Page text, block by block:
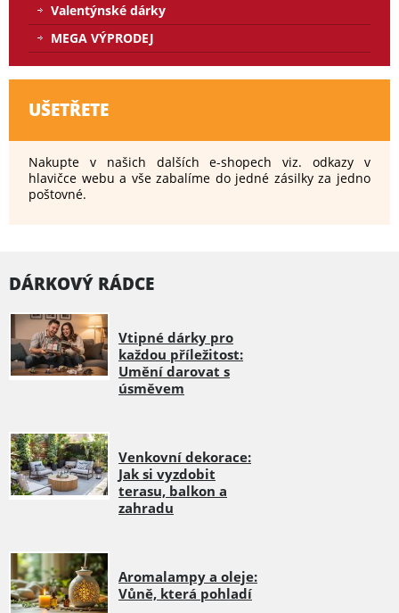
Valentýnské dárky
MEGA VÝPRODEJ
UŠETŘETE
Nakupte v našich dalších e-shopech viz. odkazy v
hlavičce webu a vše zabalíme do jedné zásilky za jedno
poštovné.
DÁRKOVÝ RÁDCE
Vtipné dárky pro
každou příležitost:
Umění darovat s
úsměvem
Venkovní dekorace:
Jak si vyzdobit
terasu, balkon a
zahradu
Aromalampy a oleje:
Vůně, která pohladí